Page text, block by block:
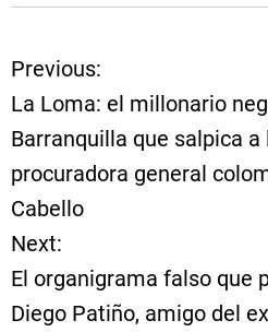
N
a
v
e
g
Previous:
La Loma: el millonario
Barranquilla que salpica a
procuradora general
Cabello
Next:
El organigrama falso que
Diego Patiño, amigo del